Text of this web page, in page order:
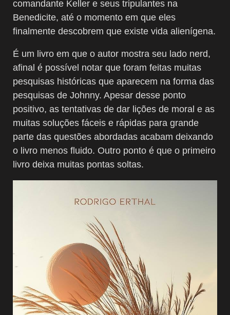
comandante Keller e seus tripulantes na
Benedicite, até o momento em que eles
finalmente descobrem que existe vida alienígena.
É um livro em que o autor mostra seu lado nerd,
afinal é possível notar que foram feitas muitas
pesquisas históricas que aparecem na forma das
pesquisas de Johnny. Apesar desse ponto
positivo, as tentativas de dar lições de moral e as
muitas soluções fáceis e rápidas para grande
parte das questões abordadas acabam deixando
o livro menos fluido. Outro ponto é que o primeiro
livro deixa muitas pontas soltas.